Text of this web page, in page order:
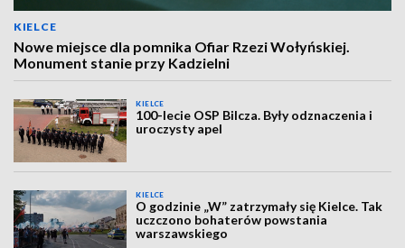
KIELCE
Nowe miejsce dla pomnika Ofiar Rzezi Wołyńskiej.
Monument stanie przy Kadzielni
KIELCE
100-lecie OSP Bilcza. Były odznaczenia i
uroczysty apel
KIELCE
O godzinie „W” zatrzymały się Kielce. Tak
uczczono bohaterów powstania
warszawskiego